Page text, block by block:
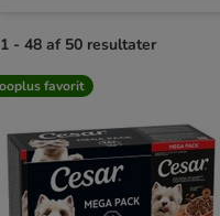
1 - 48 af 50 resultater
product items have been changed
favorit